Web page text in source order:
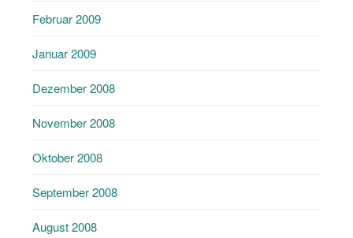
Februar 2009
Januar 2009
Dezember 2008
November 2008
Oktober 2008
September 2008
August 2008